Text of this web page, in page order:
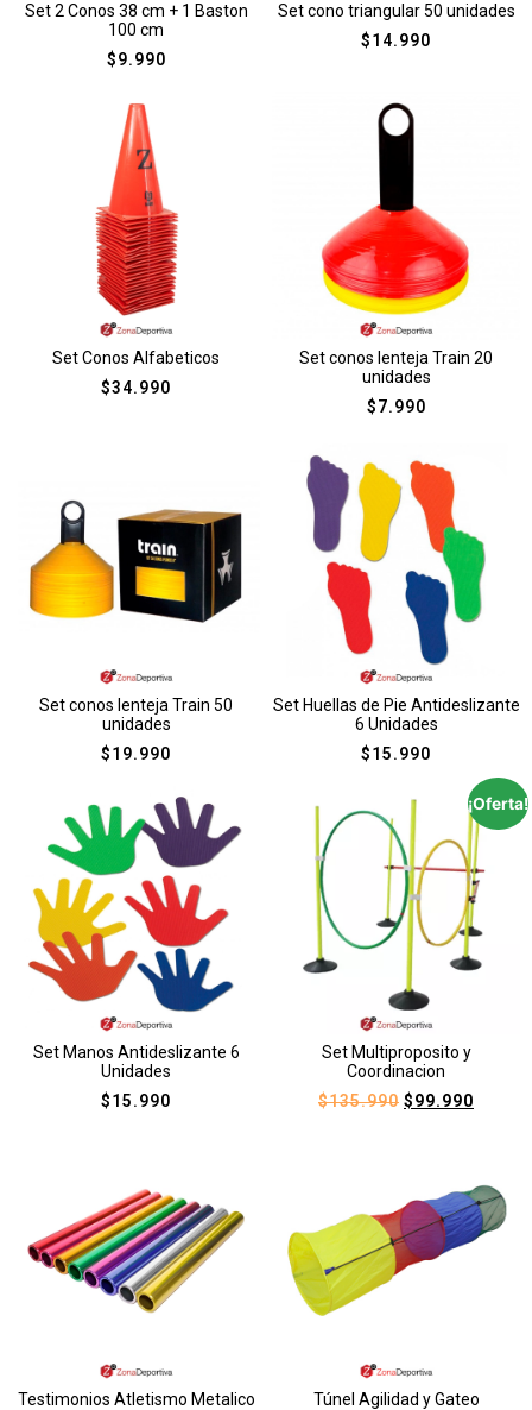
Set 2 Conos 38 cm + 1 Baston
100 cm
$9.990
Set cono triangular 50 unidades
$14.990
Set Conos Alfabeticos
$34.990
Set conos lenteja Train 20
unidades
$7.990
Set conos lenteja Train 50
unidades
$19.990
Set Huellas de Pie Antideslizante
6 Unidades
$15.990
Set Manos Antideslizante 6
Unidades
$15.990
¡Oferta!
Set Multiproposito y
Coordinacion
$135.990 $99.990
Testimonios Atletismo Metalico Túnel Agilidad y Gateo